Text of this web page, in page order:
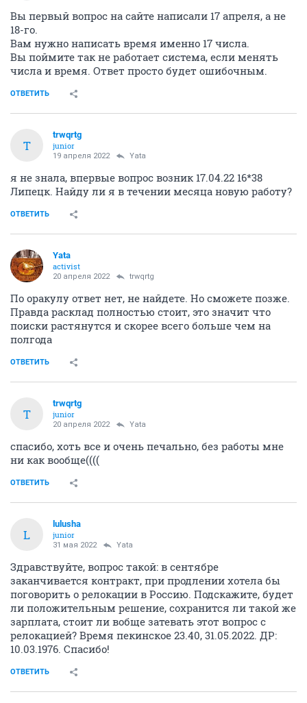
Вы первый вопрос на сайте написали 17 апреля, а не
18-го.
Вам нужно написать время именно 17 числа.
Вы поймите так не работает система, если менять
числа и время. Ответ просто будет ошибочным.
ОТВЕТИТЬ
T
trwqrtg
junior
19 апреля 2022 Yata
я не знала, впервые вопрос возник 17.04.22 16*38
Липецк. Найду ли я в течении месяца новую работу?
ОТВЕТИТЬ
Yata
activist
20 апреля 2022 trwqrtg
По оракулу ответ нет, не найдете. Но сможете позже.
Правда расклад полностью стоит, это значит что
поиски растянутся и скорее всего больше чем на
полгода
ОТВЕТИТЬ
T
trwqrtg
junior
20 апреля 2022 Yata
спасибо, хоть все и очень печально, без работы мне
ни как вообще((((
ОТВЕТИТЬ
L
lulusha
junior
31 мая 2022 Yata
Здравствуйте, вопрос такой: в сентябре
заканчивается контракт, при продлении хотела бы
поговорить о релокации в Россию. Подскажите, будет
ли положительным решение, сохранится ли такой же
зарплата, стоит ли вобще затевать этот вопрос с
релокацией? Время пекинское 23.40, 31.05.2022. ДР:
10.03.1976. Спасибо!
ОТВЕТИТЬ